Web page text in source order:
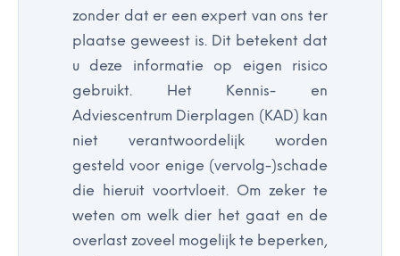
zonder dat er een expert van ons ter
plaatse geweest is. Dit betekent dat
u deze informatie op eigen risico
gebruikt. Het Kennis- en
Adviescentrum Dierplagen (KAD) kan
niet verantwoordelijk worden
gesteld voor enige (vervolg-)schade
die hieruit voortvloeit. Om zeker te
weten om welk dier het gaat en de
overlast zoveel mogelijk te beperken,